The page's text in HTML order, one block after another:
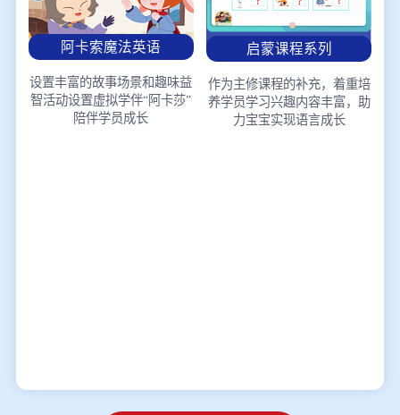
阿卡索魔法英语
设置丰富的故事场景和趣味益
智活动设置虚拟学伴“阿卡莎”
陪伴学员成长
启蒙课程系列
作为主修课程的补充，着重培
养学员学习兴趣内容丰富，助
力宝宝实现语言成长